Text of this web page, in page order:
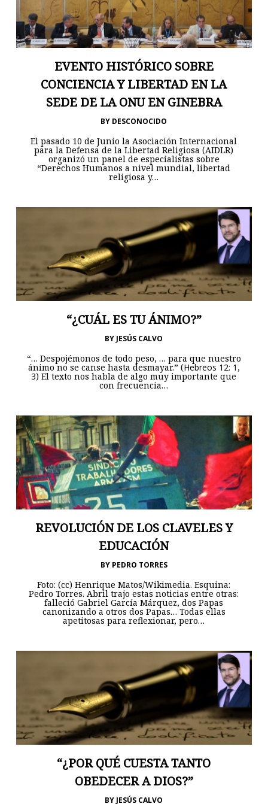
EVENTO HISTÓRICO SOBRE
CONCIENCIA Y LIBERTAD EN LA
SEDE DE LA ONU EN GINEBRA
BY DESCONOCIDO
El pasado 10 de Junio la Asociación Internacional
para la Defensa de la Libertad Religiosa (AIDLR)
organizó un panel de especialistas sobre
“Derechos Humanos a nivel mundial, libertad
religiosa y…
“¿CUÁL ES TU ÁNIMO?”
BY JESÚS CALVO
“… Despojémonos de todo peso, … para que nuestro
ánimo no se canse hasta desmayar.” (Hebreos 12: 1 ,
3) El texto nos habla de algo muy importante que
con frecuencia…
REVOLUCIÓN DE LOS CLAVELES Y
EDUCACIÓN
BY PEDRO TORRES
Foto: (cc) Henrique Matos/Wikimedia. Esquina:
Pedro Torres. Abril trajo estas noticias entre otras:
falleció Gabriel García Márquez, dos Papas
canonizando a otros dos Papas… Todas ellas
apetitosas para reflexionar, pero…
“¿POR QUÉ CUESTA TANTO
OBEDECER A DIOS?”
BY JESÚS CALVO